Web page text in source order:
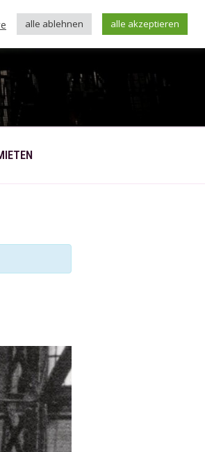
alle ablehnen alle akzeptieren